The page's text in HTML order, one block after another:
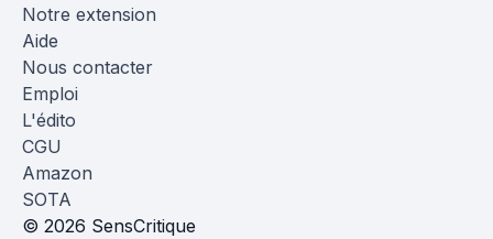
Notre extension
Aide
Nous contacter
Emploi
L'édito
CGU
Amazon
SOTA
© 2026 SensCritique